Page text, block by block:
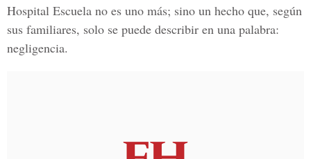
Hospital Escuela no es uno más; sino un hecho que, según
sus familiares, solo se puede describir en una palabra:
negligencia.